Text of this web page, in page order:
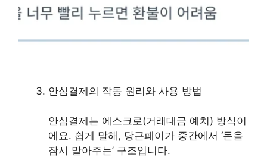
안심결제의 작동 원리와 사용 방법
안심결제는 에스크로(거래대금 예치) 방식이
에요. 쉽게 말해, 당근페이가 중간에서 ‘돈을
잠시 맡아주는’ 구조입니다.